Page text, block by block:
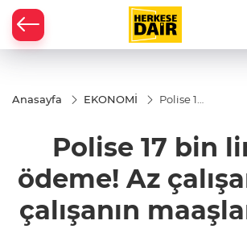
Anasayfa EKONOMİ
Polise 17
ödeme!
Az
çok
çalışanın
maaşları
farklı
Polise 17 bin
ödeme! Az
çalışanın